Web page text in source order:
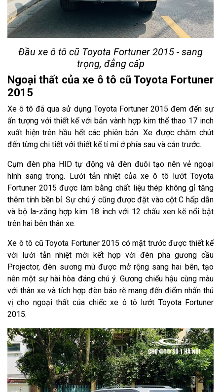
Đầu xe ô tô cũ Toyota Fortuner 2015 - sang
trọng, đẳng cấp
Ngoại thất của xe ô tô cũ Toyota Fortuner
2015
Xe ô tô đã qua sử dụng Toyota Fortuner 2015 đem đến sự
ấn tượng với thiết kế với bản vành hợp kim thể thao 17 inch
xuất hiện trên hầu hết các phiên bản. Xe được chăm chút
đến từng chi tiết với thiết kế tỉ mỉ ở phía sau và cản trước.
Cụm đèn pha HID tự động và đèn đuôi tạo nên vẻ ngoại
hình sang trọng. Lưới tản nhiệt của xe ô tô lướt Toyota
Fortuner 2015 được làm bằng chất liệu thép không gỉ tăng
thêm tính bền bỉ. Sự chú ý cũng được đặt vào cột C hấp dẫn
và bộ la-zăng hợp kim 18 inch với 12 chấu xen kẽ nổi bật
trên hai bên thân xe.
Xe ô tô cũ Toyota Fortuner 2015 có mặt trước được thiết kế
với lưới tản nhiệt mới kết hợp với đèn pha gương cầu
Projector, đèn sương mù được mở rộng sang hai bên, tạo
nên một sự hài hòa đáng chú ý. Gương chiếu hậu cùng màu
với thân xe và tích hợp đèn báo rẽ mang đến điểm nhấn thú
vị cho ngoại thất của chiếc xe ô tô lướt Toyota Fortuner
2015.